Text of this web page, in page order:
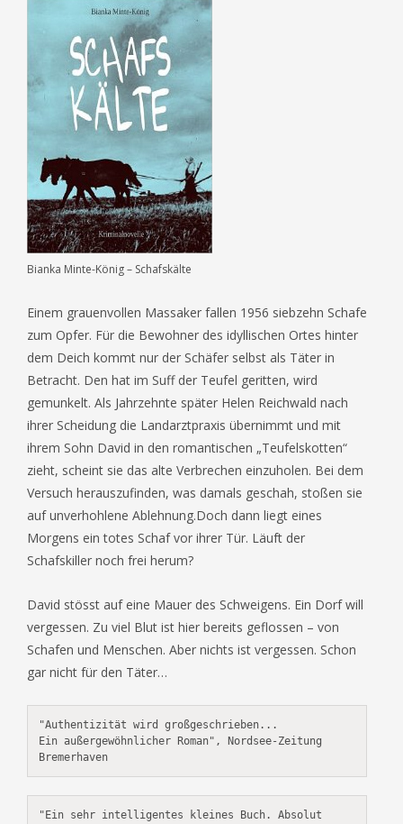
Bianka Minte-König – Schafskälte
Einem grauenvollen Massaker fallen 1956 siebzehn Schafe
zum Opfer. Für die Bewohner des idyllischen Ortes hinter
dem Deich kommt nur der Schäfer selbst als Täter in
Betracht. Den hat im Suff der Teufel geritten, wird
gemunkelt. Als Jahrzehnte später Helen Reichwald nach
ihrer Scheidung die Landarztpraxis übernimmt und mit
ihrem Sohn David in den romantischen „Teufelskotten“
zieht, scheint sie das alte Verbrechen einzuholen. Bei dem
Versuch herauszufinden, was damals geschah, stoßen sie
auf unverhohlene Ablehnung.Doch dann liegt eines
Morgens ein totes Schaf vor ihrer Tür. Läuft der
Schafskiller noch frei herum?
David stösst auf eine Mauer des Schweigens. Ein Dorf will
vergessen. Zu viel Blut ist hier bereits geflossen – von
Schafen und Menschen. Aber nichts ist vergessen. Schon
gar nicht für den Täter…
"Authentizität wird großgeschrieben...
Ein außergewöhnlicher Roman", Nordsee-Zeitung
Bremerhaven
"Ein sehr intelligentes kleines Buch. Absolut